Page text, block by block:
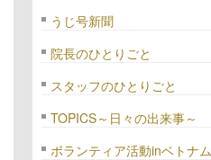
うじ号新聞
院長のひとりごと
スタッフのひとりごと
TOPICS～日々の出来事～
ボランティア活動inベトナム